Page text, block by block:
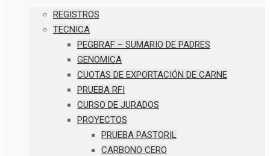
REGISTROS
TECNICA
PEGBRAF – SUMARIO DE PADRES
GENOMICA
CUOTAS DE EXPORTACIÓN DE CARNE
PRUEBA RFI
CURSO DE JURADOS
PROYECTOS
PRUEBA PASTORIL
CARBONO CERO